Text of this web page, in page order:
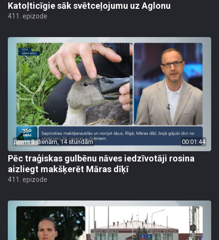
Katoļticīgie sāk svētceļojumu uz Aglonu
411. epizode
pirms 3 dienām, 14 stundām 00:01:44
Pēc traģiskas gulbēnu nāves iedzīvotāji rosina
aizliegt makšķerēt Māras dīķī
411. epizode